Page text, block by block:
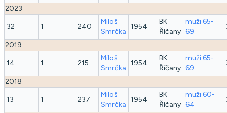
2023
32 1 240
Miloš
Smrčka
1954
BK
Říčany
muži 65-
69
2019
14 1 215
Miloš
Smrčka
1954
BK
Říčany
muži 65-
69
2018
13 1 237
Miloš
Smrčka
1954
BK
Říčany
muži 60-
64